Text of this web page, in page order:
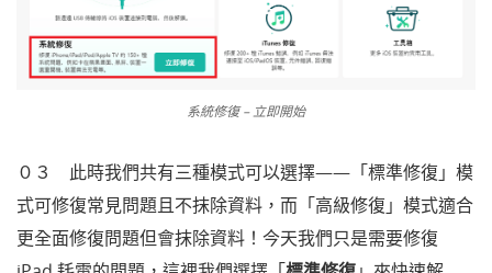
系統修復 – 立即開始
０３ 此時我們共有三種模式可以選擇——「標準修復」模
式可修復常見問題且不抹除資料，而「高級修復」模式適合
更全面修復問題但會抹除資料！今天我們只是需要修復